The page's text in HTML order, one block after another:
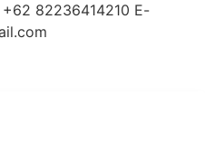
82236414210 E-